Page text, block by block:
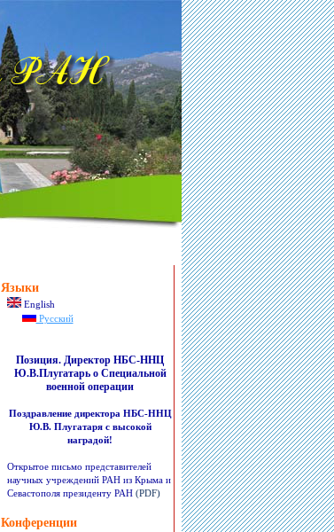
Языки
English
Русский
Позиция. Директор НБС-ННЦ
Ю.В.Плугатарь о Специальной
военной операции
Поздравление директора НБС-ННЦ
Ю.В. Плугатаря с высокой
наградой!
Открытое письмо представителей
научных учреждений РАН из Крыма и
Севастополя президенту РАН (PDF)
Конференции